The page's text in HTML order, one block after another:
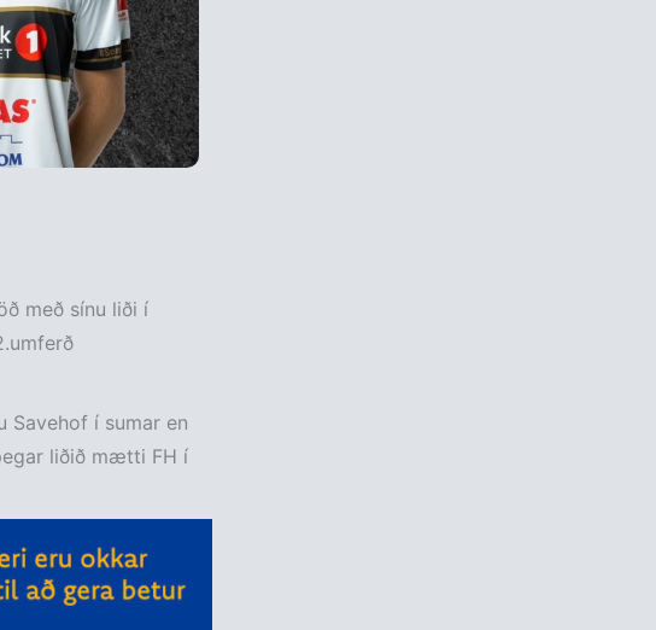
með sínu liði í
Savehof í sumar en
liðið mætti FH í